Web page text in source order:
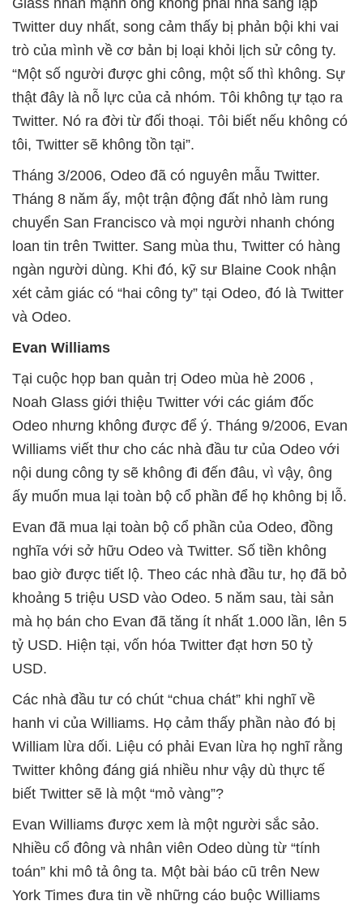
Glass nhấn mạnh ông không phải nhà sáng lập
Twitter duy nhất, song cảm thấy bị phản bội khi vai
trò của mình về cơ bản bị loại khỏi lịch sử công ty.
“Một số người được ghi công, một số thì không. Sự
thật đây là nỗ lực của cả nhóm. Tôi không tự tạo ra
Twitter. Nó ra đời từ đối thoại. Tôi biết nếu không có
tôi, Twitter sẽ không tồn tại”.
Tháng 3/2006, Odeo đã có nguyên mẫu Twitter.
Tháng 8 năm ấy, một trận động đất nhỏ làm rung
chuyển San Francisco và mọi người nhanh chóng
loan tin trên Twitter. Sang mùa thu, Twitter có hàng
ngàn người dùng. Khi đó, kỹ sư Blaine Cook nhận
xét cảm giác có “hai công ty” tại Odeo, đó là Twitter
và Odeo.
Evan Williams
Tại cuộc họp ban quản trị Odeo mùa hè 2006 ,
Noah Glass giới thiệu Twitter với các giám đốc
Odeo nhưng không được để ý. Tháng 9/2006, Evan
Williams viết thư cho các nhà đầu tư của Odeo với
nội dung công ty sẽ không đi đến đâu, vì vậy, ông
ấy muốn mua lại toàn bộ cổ phần để họ không bị lỗ.
Evan đã mua lại toàn bộ cổ phần của Odeo, đồng
nghĩa với sở hữu Odeo và Twitter. Số tiền không
bao giờ được tiết lộ. Theo các nhà đầu tư, họ đã bỏ
khoảng 5 triệu USD vào Odeo. 5 năm sau, tài sản
mà họ bán cho Evan đã tăng ít nhất 1.000 lần, lên 5
tỷ USD. Hiện tại, vốn hóa Twitter đạt hơn 50 tỷ
USD.
Các nhà đầu tư có chút “chua chát” khi nghĩ về
hanh vi của Williams. Họ cảm thấy phần nào đó bị
William lừa dối. Liệu có phải Evan lừa họ nghĩ rằng
Twitter không đáng giá nhiều như vậy dù thực tế
biết Twitter sẽ là một “mỏ vàng”?
Evan Williams được xem là một người sắc sảo.
Nhiều cổ đông và nhân viên Odeo dùng từ “tính
toán” khi mô tả ông ta. Một bài báo cũ trên New
York Times đưa tin về những cáo buộc Williams